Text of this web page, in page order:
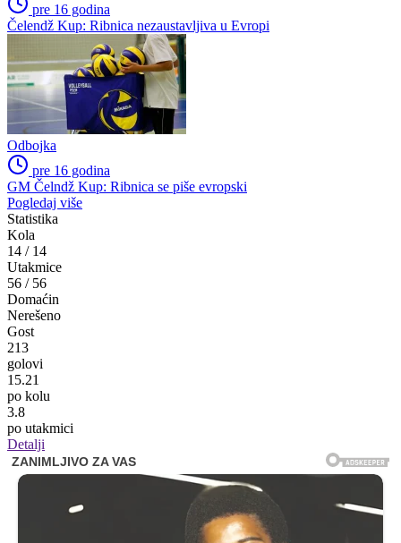
pre 16 godina
Čelendž Kup: Ribnica nezaustavljiva u Evropi
Odbojka
pre 16 godina
GM Čelndž Kup: Ribnica se piše evropski
Pogledaj više
Statistika
Kola
14 / 14
Utakmice
56 / 56
Domaćin
Nerešeno
Gost
213
golovi
15.21
po kolu
3.8
po utakmici
Detalji